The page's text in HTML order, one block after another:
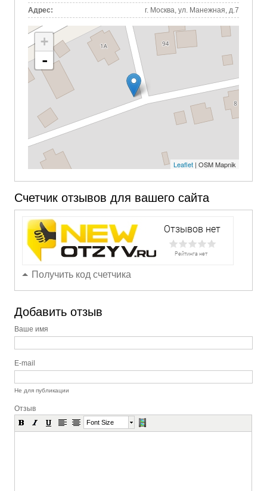
Адрес:
г. Москва, ул. Манежная, д.7
+
-
Leaflet| OSM Mapnik
Счетчик отзывов для вашего сайта
Получить код счетчика
Добавить отзыв
Ваше имя
E-mail
Не для публикации
Отзыв
Font Size